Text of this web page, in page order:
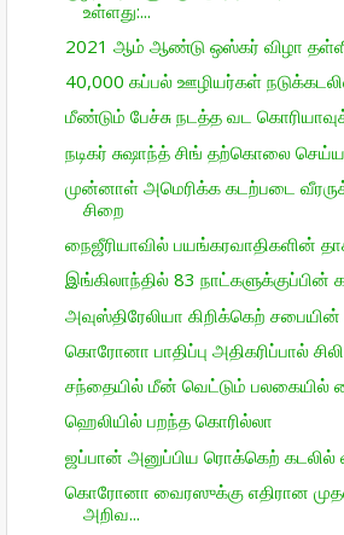
உள்ளது:...
2021 ஆம் ஆண்டு ஒஸ்கர் விழா
40,000 கப்பல் ஊழியர்கள்
மீண்டும் பேச்சு நடத்த வட
நடிகர் சுஷாந்த் சிங் தற்கொலை
முன்னாள் அமெரிக்க கடற்படை
சிறை
நைஜீரியாவில் பயங்கரவாதிகளின்
இங்கிலாந்தில் 83 நாட்களுக்குப்பின்
அவுஸ்திரேலியா கிறிக்கெற்
கொரோனா பாதிப்பு அதிகரிப்பால்
சந்தையில் மீன் வெட்டும் பலகையில்
ஹெலியில் பறந்த கொரில்லா
ஜப்பான் அனுப்பிய ரொக்கெற் கடலில்
கொரோனா வைரஸுக்கு எதிரான
அறிவ...